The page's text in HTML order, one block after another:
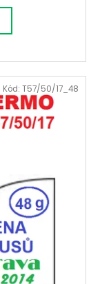
Kód: T57/50/17_48